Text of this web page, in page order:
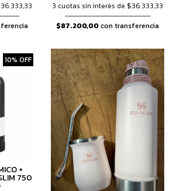
3 cuotas sin interés de $36.333,33
$87.200,00con transferencia
10% OFF
+
750